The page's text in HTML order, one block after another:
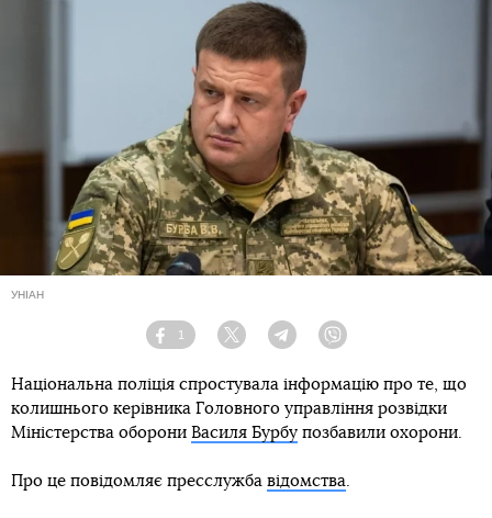
УНІАН
Facebook
1
Twitter TelegramViber
Національна поліція спростувала інформацію про те, що
колишнього керівника Головного управління розвідки
Міністерства оборони Василя Бурбу позбавили охорони.
Про це повідомляє пресслужба відомства.